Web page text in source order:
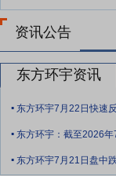
气源多元化
资源最为丰富的地区
战略储气库，中石
关系。国家石油天然
系统、GIS管网及智
资讯公告
东方环宇资讯
. 东方环宇7月22日快速
. 东方环宇：截至2026
. 东方环宇7月21日盘中